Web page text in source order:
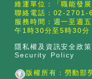
維運單位：「職能發
聯絡電話：02-2701-
服務時間：週一至週
午1時30分至5時30分
隱私權及資訊安全政策
Security Policy
版權所有：勞動部